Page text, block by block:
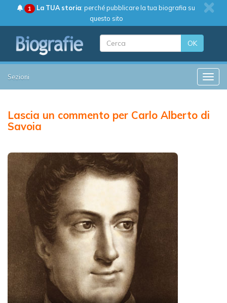
1 La TUA storia: perché pubblicare la tua biografia su
questo sito
OK
Sezioni
Lascia un commento per Carlo Alberto di
Savoia